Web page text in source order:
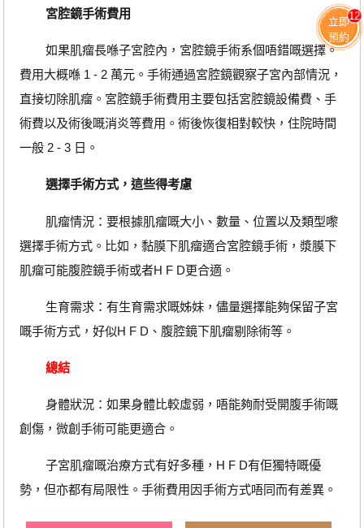
宮腔鏡手術費用
如果肌瘤長喺子宮腔內，宮腔鏡手術系個唔錯嘅選擇。
費用大概喺 1 - 2 萬元。手術通過宮腔鏡觀察子宮內部情況，
直接切除肌瘤。宮腔鏡手術費用主要包括宮腔鏡設備費、手
術費以及術後嘅消炎等費用。術後恢復相對較快，住院時間
一般 2 - 3 日。
選擇手術方式，這些得考慮
肌瘤情況：要根據肌瘤嘅大小、數量、位置以及類型嚟
選擇手術方式。比如，黏膜下肌瘤適合宮腔鏡手術，漿膜下
肌瘤可能腹腔鏡手術或者H F D更合適。
生育需求：有生育需求嘅姊妹，儘量選擇能夠保留子宮
嘅手術方式，好似H F D、腹腔鏡下肌瘤剔除術等。
總結
身體狀況：如果身體比較虛弱，唔能夠耐受開腹手術嘅
創傷，微創手術可能更適合。
子宮肌瘤嘅治療方式有好多種，H F D有佢獨特嘅優
勢，但亦都有局限性。手術費用因手術方式唔同而有差異。
立即
預約
12